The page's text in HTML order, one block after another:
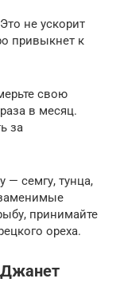
не ускорит
привыкнет к
свою
в месяц.
за
— семгу, тунца,
принимайте
ореха.
Джанет